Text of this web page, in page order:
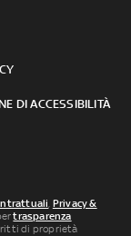
DI ACCESSIBILITÀ
, Privacy &
trasparenza
di proprietà